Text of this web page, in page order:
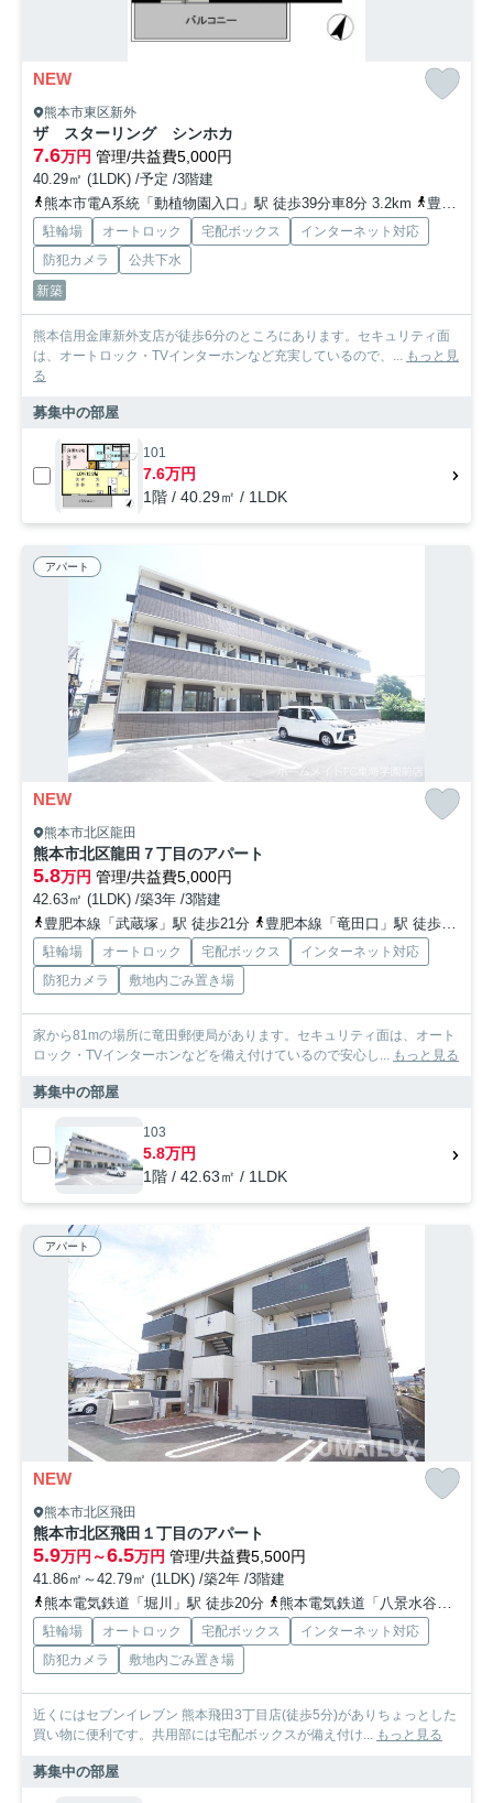
NEW
熊本市東区新外
ザ スターリング シンホカ
7.6万円 管理/共益費5,000円
40.29㎡ (1LDK) /予定 /3階建
熊本市電A系統「動植物園入口」駅 徒歩39分車8分 3.2km
豊肥本線「東海学園前」駅 徒歩39分
駐輪場 オートロック 宅配ボックス
インターネット対応
防犯カメラ
公共下水
新築
熊本信用金庫新外支店が徒歩6分のところにあります。セキュリティ面
は、オートロック・TVインターホンなど充実しているので、... もっと見
る
募集中の部屋
101
7.6万円
1階 / 40.29㎡ / 1LDK
アパート
NEW
熊本市北区龍田
熊本市北区龍田７丁目のアパート
5.8万円 管理/共益費5,000円
42.63㎡ (1LDK) /築3年 /3階建
豊肥本線「武蔵塚」駅 徒歩21分
豊肥本線「竜田口」駅 徒歩32分車7分 2.6km
駐輪場 オートロック 宅配ボックス
インターネット対応
防犯カメラ
敷地内ごみ置き場
家から81mの場所に竜田郵便局があります。セキュリティ面は、オート
ロック・TVインターホンなどを備え付けているので安心し... もっと見る
募集中の部屋
103
5.8万円
1階 / 42.63㎡ / 1LDK
アパート
NEW
熊本市北区飛田
熊本市北区飛田１丁目のアパート
5.9万円～6.5万円 管理/共益費5,500円
41.86㎡～42.79㎡ (1LDK) /築2年 /3階建
熊本電気鉄道「堀川」駅 徒歩20分
熊本電気鉄道「八景水谷」駅 徒歩25分
駐輪場 オートロック 宅配ボックス
インターネット対応
防犯カメラ
敷地内ごみ置き場
近くにはセブンイレブン 熊本飛田3丁目店(徒歩5分)がありちょっとした
買い物に便利です。共用部には宅配ボックスが備え付け... もっと見る
募集中の部屋